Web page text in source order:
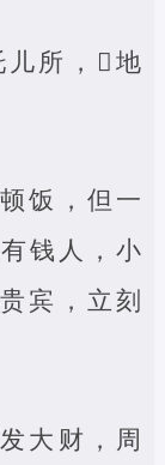
所，‌地
饭，但一
钱人，小
宾，立刻
大财，周